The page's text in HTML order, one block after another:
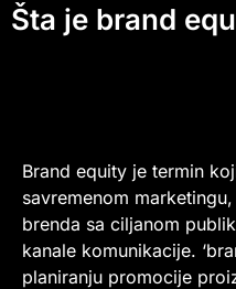
Šta je brand
Brand equity je termin
savremenom
brenda sa ciljanom
kanale komunikacije.
planiranju promocije